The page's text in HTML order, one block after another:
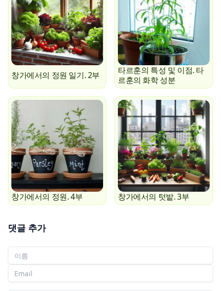
창가에서의 정원 일기. 2부
타르훈의 특성 및 이점. 타
르훈의 화학 성분
창가에서의 정원. 4부 창가에서의 텃밭. 3부
댓글 추가
당신의 이름
당신의 이메일